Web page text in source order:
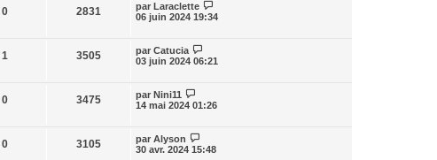
0 2831 par Laraclette
06 juin 2024 19:34
1 3505 par Catucia
03 juin 2024 06:21
0 3475 par Nini11
14 mai 2024 01:26
0 3105 par Alyson
30 avr. 2024 15:48